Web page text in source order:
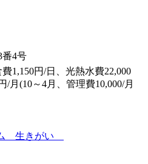
番4号
1,150円/日、光熱水費22,000
/月(10～4月、管理費10,000/月
生きがい